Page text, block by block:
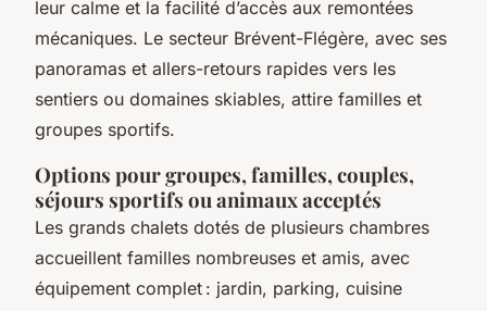
leur calme et la facilité d’accès aux remontées
mécaniques. Le secteur Brévent-Flégère, avec ses
panoramas et allers-retours rapides vers les
sentiers ou domaines skiables, attire familles et
groupes sportifs.
Options pour groupes, familles, couples,
séjours sportifs ou animaux acceptés
Les grands chalets dotés de plusieurs chambres
accueillent familles nombreuses et amis, avec
équipement complet : jardin, parking, cuisine